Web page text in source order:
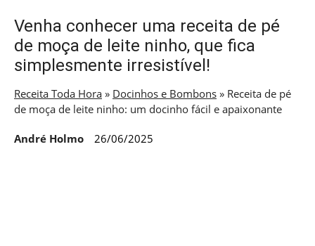
Venha conhecer uma receita de pé
de moça de leite ninho, que fica
simplesmente irresistível!
Receita Toda Hora » Docinhos e Bombons » Receita de pé
de moça de leite ninho: um docinho fácil e apaixonante
André Holmo 26/06/2025